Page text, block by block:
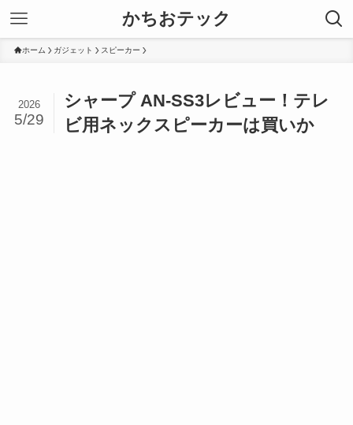
かちおテック
ホーム ガジェット スピーカー
シャープ AN-SS3レビュー！テレ
ビ用ネックスピーカーは買いか
2026
5/29